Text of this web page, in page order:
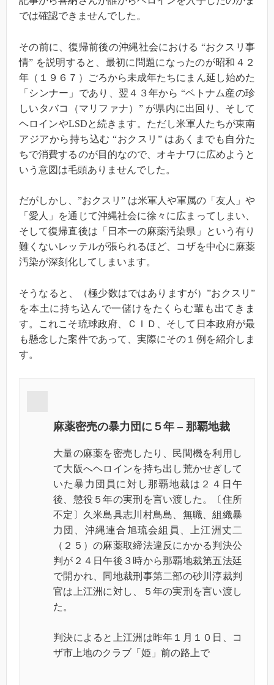
では確認できませんでした。
その前に、復帰前後の沖縄社会における “おクスリ事
情” を説明すると、最初に問題になったのが昭和４２
年（１９６７）ごろから未成年たちにまん延し始めた
「シンナー」であり、翌４３年から “ベトナム産の珍
しいタバコ（マリファナ）” が県内に出回り、そして
ヘロインやLSDと続きます。ただし米軍人たちが東南
アジアから持ち込む “おクスリ” はあくまでも自分た
ちで消費するのが目的なので、オキナワに広めようと
いう意図は毛頭ありませんでした。
だがしかし、”おクスリ” は米軍人や軍属の「友人」や
「愛人」を通じて沖縄社会に徐々に広まってしまい、
そして復帰直後は「日本一の麻薬汚染県」という有り
難くないレッテルが張られるほど、コザを中心に麻薬
汚染が深刻化してしまいます。
そうなると、（極少数はではありますが）”おクスリ”
を本土に持ち込んで一儲けをたくらむ輩も出てきま
す。これこそ琉球政府、ＣＩＤ、そして日本政府が最
も懸念した案件であって、実際にその１例を紹介しま
す。
麻薬密売の暴力団に５年 – 那覇地裁
大量の麻薬を密売したり、民間機を利用し
て大阪へヘロインを持ち出し荒かせぎして
いた暴力団員に対し那覇地裁は２４日午
後、懲役５年の実刑を言い渡した。〔住所
不定〕久米島具志川村鳥島、無職、組織暴
力団、沖縄連合旭琉会組員、上江洲丈二
（２５）の麻薬取締法違反にかかる判決公
判が２４日午後３時から那覇地裁第五法廷
で開かれ、同地裁刑事第二部の砂川淳裁判
官は上江洲に対し、５年の実刑を言い渡し
た。
判決によると上江洲は昨年１月１０日、コ
ザ市上地のクラブ「姫」前の路上で